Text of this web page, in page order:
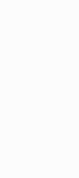
找到后才支付费